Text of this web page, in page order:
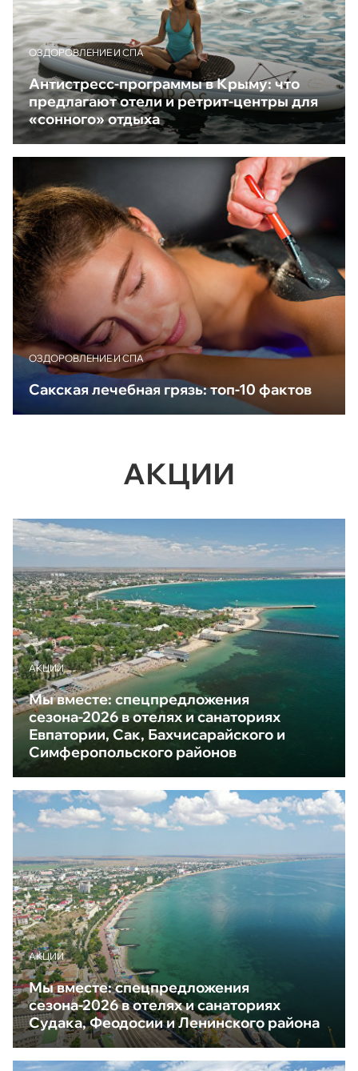
ОЗДОРОВЛЕНИЕ И СПА
Антистресс-программы в Крыму: что
предлагают отели и ретрит-центры для
«сонного» отдыха
ОЗДОРОВЛЕНИЕ И СПА
Сакская лечебная грязь: топ-10 фактов
АКЦИИ
АКЦИИ
Мы вместе: спецпредложения
сезона-2026 в отелях и санаториях
Евпатории, Сак, Бахчисарайского и
Симферопольского районов
АКЦИИ
Мы вместе: спецпредложения
сезона-2026 в отелях и санаториях
Судака, Феодосии и Ленинского района